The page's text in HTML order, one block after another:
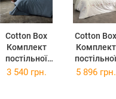
Cotton Box
Комплект
постільної
білизни Євро
Cotton Box
Комплект
постільної
білизни Євро
3 540 грн. 5 896 грн.